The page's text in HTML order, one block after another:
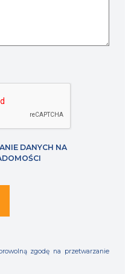
DANYCH NA
zgodę na przetwarzanie